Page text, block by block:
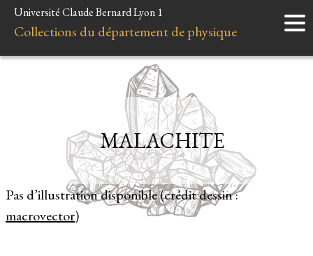
Accueil
Instruments
Liens et ressources
Université Claude Bernard Lyon 1
Collections du département de physique
Pas d’illustration disponible (crédit dessin :
macrovector)
MALACHITE